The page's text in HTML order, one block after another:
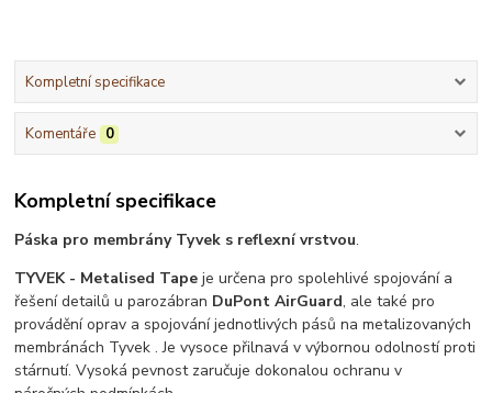
Kompletní specifikace
Komentáře 0
Kompletní specifikace
Páska pro membrány Tyvek s reflexní vrstvou.
TYVEK - Metalised Tape je určena pro spolehlivé spojování a
řešení detailů u parozábran DuPont AirGuard, ale také pro
provádění oprav a spojování jednotlivých pásů na metalizovaných
membránách Tyvek . Je vysoce přilnavá v výbornou odolností proti
stárnutí. Vysoká pevnost zaručuje dokonalou ochranu v